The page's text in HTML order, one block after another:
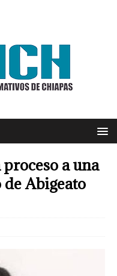
a una
Abigeato